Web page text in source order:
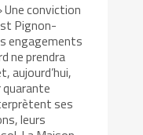
Une conviction
Pignon-
engagements
ne prendra
aujourd’hui,
quarante
ses
leurs